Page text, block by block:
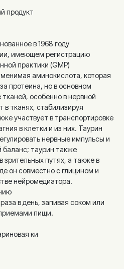
продукт
в 1968 году
имеющем регистрацию
практики (GMP)
аминокислота, которая
протеина, но в основном
особенно в нервной
тканях, стабилизируя
участвует в транспортировке
в клетки и из них. Таурин
нервные импульсы и
таурин также
зрительных путях, а также в
он совместно с глицином и
нейромедиатора.
в день, запивая соком или
пищи.
ки